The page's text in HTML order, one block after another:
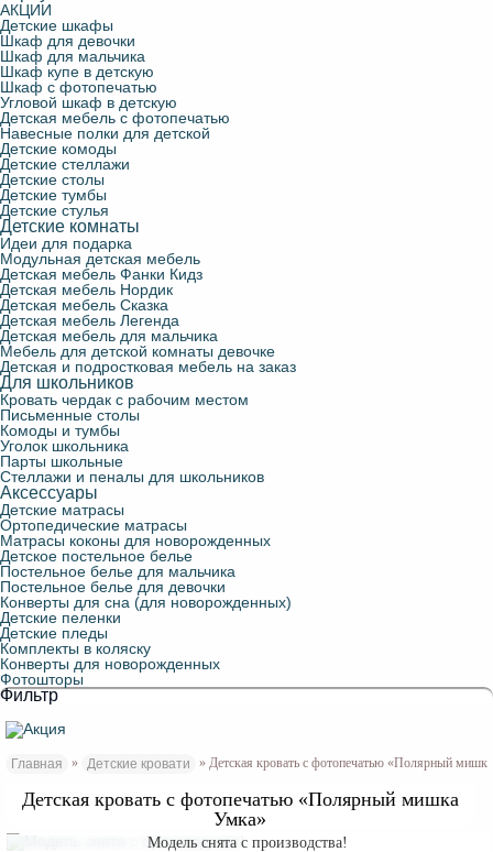
АКЦИИ
Детские шкафы
Шкаф для девочки
Шкаф для мальчика
Шкаф купе в детскую
Шкаф с фотопечатью
Угловой шкаф в детскую
Детская мебель с фотопечатью
Навесные полки для детской
Детские комоды
Детские стеллажи
Детские столы
Детские тумбы
Детские стулья
Детские комнаты
Идеи для подарка
Модульная детская мебель
Детская мебель Фанки Кидз
Детская мебель Нордик
Детская мебель Сказка
Детская мебель Легенда
Детская мебель для мальчика
Мебель для детской комнаты девочке
Детская и подростковая мебель на заказ
Для школьников
Кровать чердак с рабочим местом
Письменные столы
Комоды и тумбы
Уголок школьника
Парты школьные
Стеллажи и пеналы для школьников
Аксессуары
Детские матрасы
Ортопедические матрасы
Матрасы коконы для новорожденных
Детское постельное белье
Постельное белье для мальчика
Постельное белье для девочки
Конверты для сна (для новорожденных)
Детские пеленки
Детские пледы
Комплекты в коляску
Конверты для новорожденных
Фотошторы
Фильтр
Главная » Детские кровати » Детская кровать с фотопечатью «Полярный
Детская кровать с фотопечатью «Полярный мишка
Умка»
Модель снята с производства!